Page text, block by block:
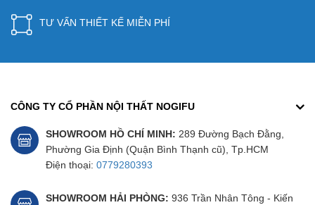
TƯ VẤN THIẾT KẾ MIỄN PHÍ
CÔNG TY CỔ PHẦN NỘI THẤT NOGIFU
SHOWROOM HỒ CHÍ MINH: 289 Đường Bạch Đằng,
Phường Gia Định (Quận Bình Thạnh cũ), Tp.HCM
Điện thoại: 0779280393
SHOWROOM HẢI PHÒNG: 936 Trần Nhân Tông - Kiến